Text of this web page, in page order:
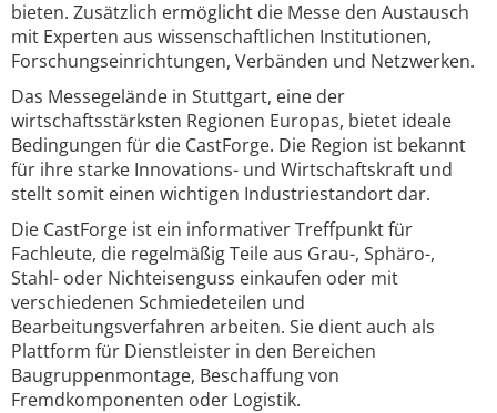
bieten. Zusätzlich ermöglicht die Messe den Austausch
mit Experten aus wissenschaftlichen Institutionen,
Forschungseinrichtungen, Verbänden und Netzwerken.
Das Messegelände in Stuttgart, eine der
wirtschaftsstärksten Regionen Europas, bietet ideale
Bedingungen für die CastForge. Die Region ist bekannt
für ihre starke Innovations- und Wirtschaftskraft und
stellt somit einen wichtigen Industriestandort dar.
Die CastForge ist ein informativer Treffpunkt für
Fachleute, die regelmäßig Teile aus Grau-, Sphäro-,
Stahl- oder Nichteisenguss einkaufen oder mit
verschiedenen Schmiedeteilen und
Bearbeitungsverfahren arbeiten. Sie dient auch als
Plattform für Dienstleister in den Bereichen
Baugruppenmontage, Beschaffung von
Fremdkomponenten oder Logistik.